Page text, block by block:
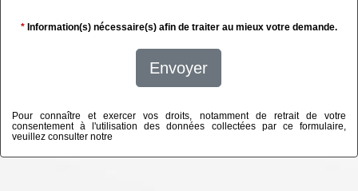
* Information(s) nécessaire(s) afin de traiter au mieux votre demande.
Envoyer
Pour connaître et exercer vos droits, notamment de retrait de votre
consentement à l'utilisation des données collectées par ce formulaire,
veuillez consulter notre